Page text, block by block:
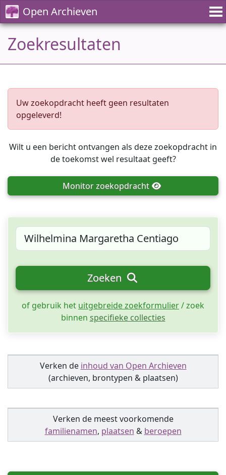
Open Archieven
Zoekresultaten
Uw zoekopdracht heeft geen resultaten
opgeleverd!
Wilt u een bericht ontvangen als deze zoekopdracht in
de toekomst wel resultaat geeft?
Monitorzoekopdracht
Zoeken
of gebruik het uitgebreide zoekformulier/ zoek
binnen specifieke collecties
Verken de inhoud van Open Archieven
(archieven, brontypen & plaatsen)
Verken de meest voorkomende
familienamen, plaatsen & beroepen